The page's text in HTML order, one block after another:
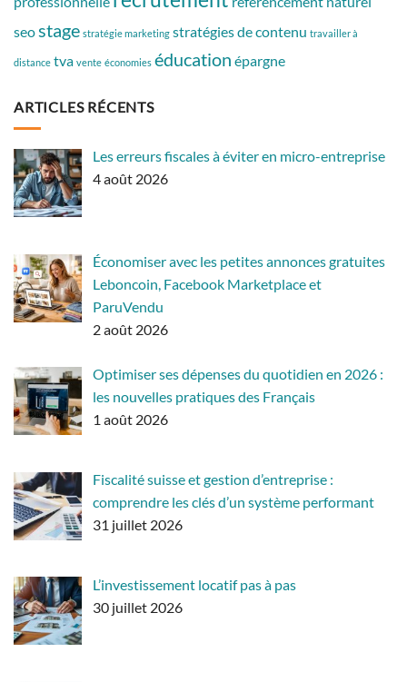
seo stage stratégie marketing stratégies de contenu travailler à
distance tva vente économies éducation épargne
ARTICLES RÉCENTS
Les erreurs fiscales à éviter en micro-entreprise
4 août 2026
Économiser avec les petites annonces gratuites
Leboncoin, Facebook Marketplace et
ParuVendu
2 août 2026
Optimiser ses dépenses du quotidien en 2026 :
les nouvelles pratiques des Français
1 août 2026
Fiscalité suisse et gestion d’entreprise :
comprendre les clés d’un système performant
31 juillet 2026
L’investissement locatif pas à pas
30 juillet 2026